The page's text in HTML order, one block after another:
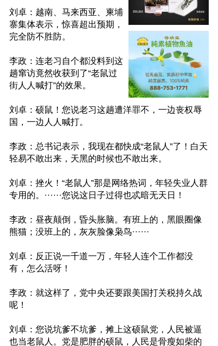
刘卓：越南、马来西亚、柬埔
寨集体表示，惊喜超出预期，
完全防不胜防。
李政：连老习自个都没料到这
趟窜访竟然收获到了“老鼠过
街人人喊打”的效果。
刘卓：硕鼠！您说老习这趟遭洋罪不，一边丧权辱
国，一边人人喊打。
李政：总书记表示，我现在都快成“老鼠人”了！白天
轻易不敢出来，天黑的时候也不敢出来。
刘卓：挫火！“老鼠人”那是网络热词，年轻失业人群
专用的。······您说这日子过得也忒暗无天日！
李政：昼夜颠倒，昏头胀脑。有班上的，黑眼圈像
熊猫；没班上的，灰灰脸像枭鸟······
刘卓：反正说一千道一万，年轻人连个工作都没
有，怎么活呀！
李政：就这样了，党中央还要跟美国打关税持久战
呢！
刘卓：您说坑爹不坑爹，摊上这硕鼠党，人民被逼
也当老鼠人。党是肥胖的硕鼠，人民是骨瘦如柴的